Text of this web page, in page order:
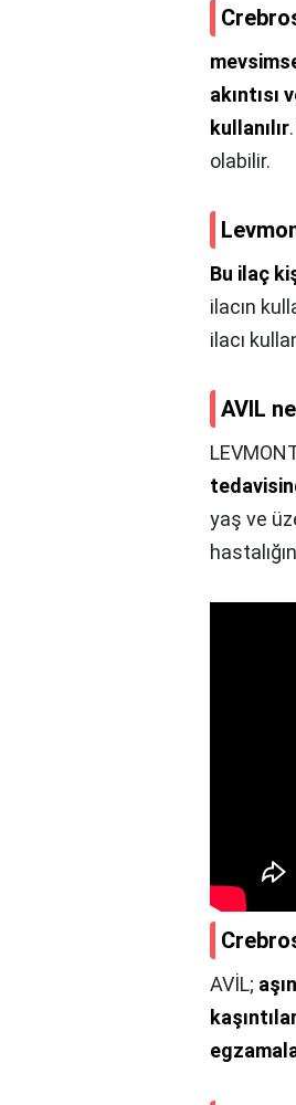
kullanılır
olabilir.
Bu ilaç
ilacın
ilacı
AVIL
yaş ve
AVİL;